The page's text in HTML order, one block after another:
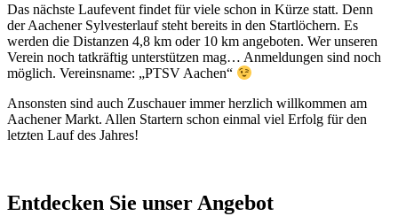
Das nächste Laufevent findet für viele schon in Kürze statt. Denn
der Aachener Sylvesterlauf steht bereits in den Startlöchern. Es
werden die Distanzen 4,8 km oder 10 km angeboten. Wer unseren
Verein noch tatkräftig unterstützen mag… Anmeldungen sind noch
möglich. Vereinsname: „PTSV Aachen“
Ansonsten sind auch Zuschauer immer herzlich willkommen am
Aachener Markt. Allen Startern schon einmal viel Erfolg für den
letzten Lauf des Jahres!
Entdecken Sie unser Angebot